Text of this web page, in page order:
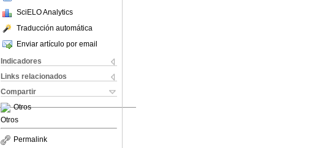
SciELO Analytics
Traducción automática
Enviar artículo por email
Indicadores
Links relacionados
Compartir
Otros
Otros
Permalink